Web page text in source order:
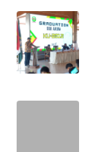
WN DELI
SERDANG
TEBING